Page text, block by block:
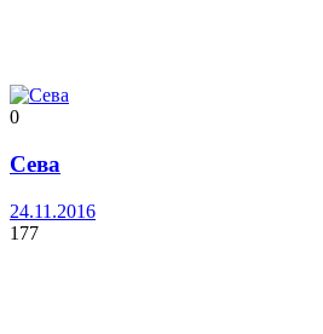
0
Сева
24.11.2016
177